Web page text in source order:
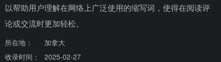
以帮助用户理解在网络上广泛使用的缩写词，使得在阅读评
论或交流时更加轻松。
所在地：
加拿大
收录时间：
2025-02-27